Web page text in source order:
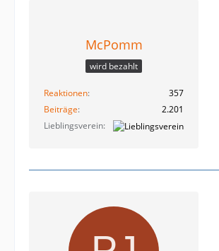
McPomm
wird bezahlt
Reaktionen
357
Beiträge
2.201
Lieblingsverein